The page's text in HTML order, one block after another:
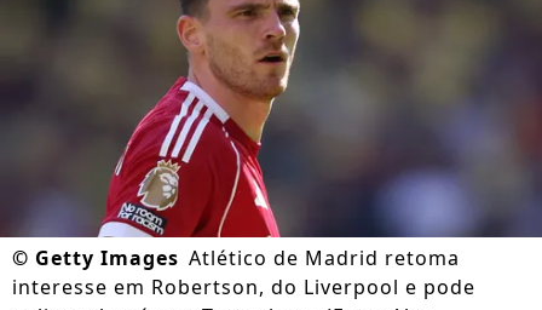
© Getty Images Atlético de Madrid retoma
interesse em Robertson, do Liverpool e pode